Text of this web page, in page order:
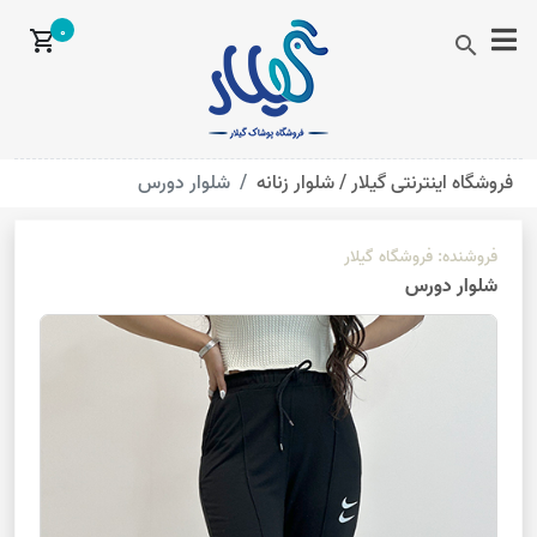
search
shopping_cart0
فروشگاه اینترنتی گیلار /شلوار زنانه شلوار دورس
فروشنده: فروشگاه گیلار
شلوار دورس